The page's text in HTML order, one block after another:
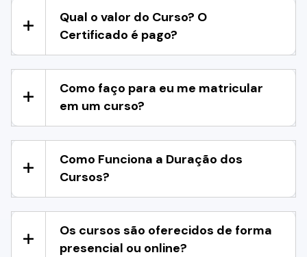
Qual o valor do Curso? O
Certificado é pago?
Como faço para eu me matricular
em um curso?
Como Funciona a Duração dos
Cursos?
Os cursos são oferecidos de forma
presencial ou online?